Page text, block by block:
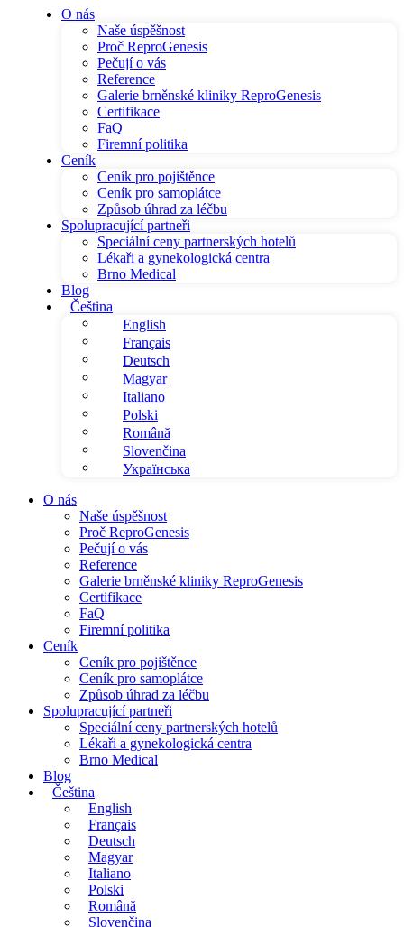
O nás
Naše úspěšnost
Proč ReproGenesis
Pečují o vás
Reference
Galerie brněnské kliniky ReproGenesis
Certifikace
FaQ
Firemní politika
Ceník
Ceník pro pojištěnce
Ceník pro samoplátce
Způsob úhrad za léčbu
Spolupracující partneři
Speciální ceny partnerských hotelů
Lékaři a gynekologická centra
Brno Medical
Blog
Čeština
English
Français
Deutsch
Magyar
Italiano
Polski
Română
Slovenčina
Українська
O nás
Naše úspěšnost
Proč ReproGenesis
Pečují o vás
Reference
Galerie brněnské kliniky ReproGenesis
Certifikace
FaQ
Firemní politika
Ceník
Ceník pro pojištěnce
Ceník pro samoplátce
Způsob úhrad za léčbu
Spolupracující partneři
Speciální ceny partnerských hotelů
Lékaři a gynekologická centra
Brno Medical
Blog
Čeština
English
Français
Deutsch
Magyar
Italiano
Polski
Română
Slovenčina